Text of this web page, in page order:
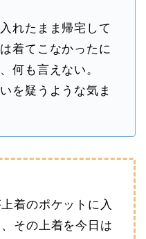
れたまま帰宅して
着てこなかったに
何も言えない。
を疑うような気ま
着のポケットに入
その上着を今日は